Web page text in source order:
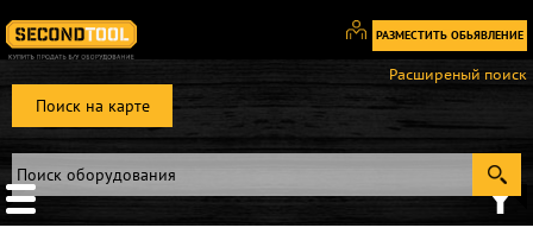
РАЗМЕСТИТЬ ОБЬЯВЛЕНИЕ
Вход
Регистрация
Поиск на карте
Расширеный поиск